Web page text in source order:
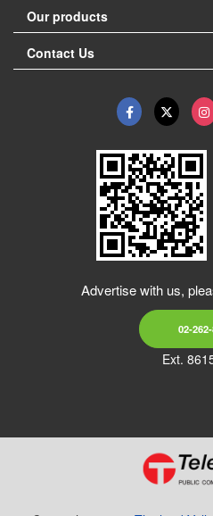
Our products
Contact Us
Advertise with us,
02-
Ext.